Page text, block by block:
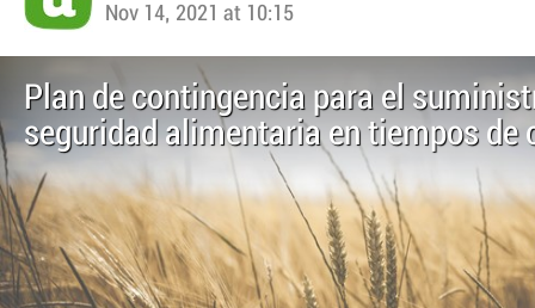
Nov 14, 2021 at 10:15
Plan de contingencia para el
seguridad alimentaria en tiempos de